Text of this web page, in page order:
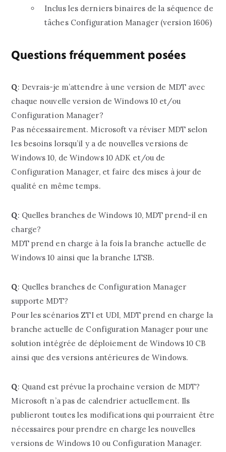
Inclus les derniers binaires de la séquence de
tâches Configuration Manager (version 1606)
Questions fréquemment posées
Q: Devrais-je m’attendre à une version de MDT avec
chaque nouvelle version de Windows 10 et/ou
Configuration Manager?
Pas nécessairement. Microsoft va réviser MDT selon
les besoins lorsqu’il y a de nouvelles versions de
Windows 10, de Windows 10 ADK et/ou de
Configuration Manager, et faire des mises à jour de
qualité en même temps.
Q: Quelles branches de Windows 10, MDT prend-il en
charge?
MDT prend en charge à la fois la branche actuelle de
Windows 10 ainsi que la branche LTSB.
Q: Quelles branches de Configuration Manager
supporte MDT?
Pour les scénarios ZTI et UDI, MDT prend en charge la
branche actuelle de Configuration Manager pour une
solution intégrée de déploiement de Windows 10 CB
ainsi que des versions antérieures de Windows.
Q: Quand est prévue la prochaine version de MDT?
Microsoft n’a pas de calendrier actuellement. Ils
publieront toutes les modifications qui pourraient être
nécessaires pour prendre en charge les nouvelles
versions de Windows 10 ou Configuration Manager.